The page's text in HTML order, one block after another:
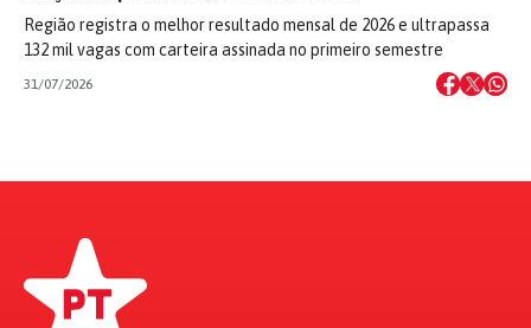
Região registra o melhor resultado mensal de 2026 e ultrapassa
132 mil vagas com carteira assinada no primeiro semestre
31/07/2026